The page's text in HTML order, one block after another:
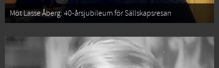
Möt Lasse Åberg: 40-årsjubileum för Sällskapsresan